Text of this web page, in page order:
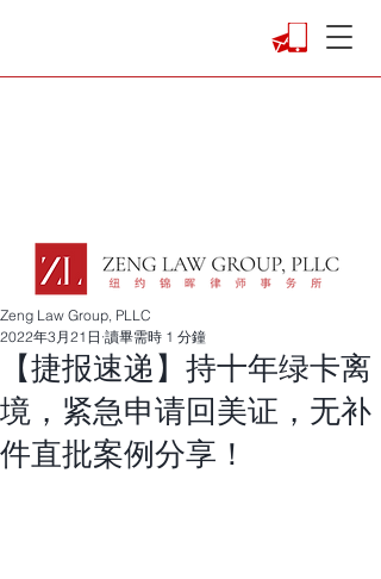
【捷报速递】持十年绿卡离
境，紧急申请回美证，无补
件直批案例分享！
Zeng Law Group, PLLC
2022年3月21日 讀畢需時 1 分鐘